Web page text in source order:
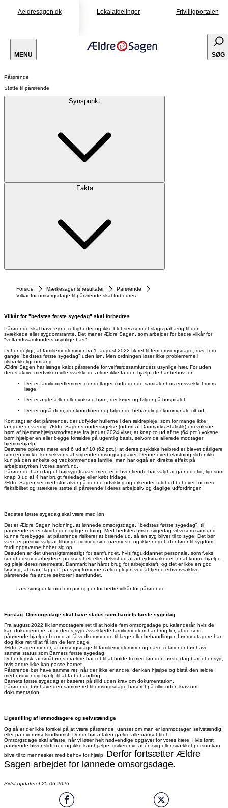
Aeldresagen.dk Lokalafdelinger Frivilligportalen
MENU SØG
Pårørende
Støtte til pårørende
Synspunkt
Fakta
Forside Mærkesager & resultater
Pårørende
Vilkår for omsorgsdage til pårørende skal forbedres
Vilkår for "bedstes første sygedag" skal forbedres
Pårørende skal have egne rettigheder og ikke blot ses som et slags påhæng til den
svækkede eller sygdomsramte. Det mener Ældre Sagen, som arbejder for bedre vilkår for
"velfærdssamfundets usynlige hær".
Det er dejligt, at familiemedlemmer fra 1. august 2022 fik ret til fem omsorgsdage, dvs. fem
gange "bedstes første sygedag" uden løn. Men ordningen løser ikke problemerne i
tilstrækkeligt omfang.
Ældre Sagen har længe kaldt pårørende for velfærdssamfundets usynlige hær. For uden
deres aktive medvirken ville svækkede ældre ikke få den hjælp, de har behov for.
Det er familiemedlemmer, der deltager i udredende samtaler hos en svækket mors
læge.
Det er ægtefæller eller voksne børn, der kører og følger på hospitalet.
Det er også dem, der koordinerer opfølgende behandling i kommunale tilbud.
Kort sagt er det pårørende, der udfylder hullerne i den ældrepleje, som for mange ikke
længere er værdig. Ældre Sagens undersøgelse (udført af Danmarks Statistik) om voksne
børn af hjemmehjælpsmodtagere fra januar 2024 viser, at knap to ud af tre (64 pct.) voksne
børn hjælper en eller begge forældre på ugentlig basis, selvom de allerede modtager
hjemmehjælp.
Desværre oplever mere end 6 ud af 10 (62 pct.), at deres psykiske helbred er blevet dårligere
som en direkte konsekvens af stigende omsorgsopgaver. Denne overbelastning slider ikke
kun på den enkelte og vedkommendes familie, men har også en direkte effekt på
arbejdsstyrken i vores samfund.
Pårørende har i dag et højtsygefravær, mere end hver tiende har valgt at gå ned i tid, ligesom
knap 3 ud af 4 har brugt feriedage eller købt fridage.
Ældre Sagen ser med stor alvor på denne udvikling og erkender fuldt ud behovet for mere
fleksibilitet og stærkere støtte til pårørende i deres arbejdsliv og daglige udfordringer.
Bedstes første sygedag skal være med løn
Det er Ældre Sagen holdning, at lønnede omsorgsdage, "bedstes første sygedag", til
pårørende er et skridt i den rigtige retning. Med bedstes første sygedag vil vi som samfund
kunne forebygge, at pårørende risikerer at brænde ud, så én syg bliver til to syge. Det bør
være et positivt valg at tilbringe tid med sine nærmeste og ikke noget, der fører til sygdom,
fordi opgaverne hober sig op.
Desuden er det uhensigtsmæssigt for samfundet, hvis faguddannet personale, som f.eks.
sundhedsmedarbejdere, presses helt eller delvist ud af arbejdsmarkedet for at kunne hjælpe
og pleje deres nærmeste. Danmark har hårdt brug for arbejdskraft, og det er ikke en god
løsning, at man "lapper" på symptomerne i ældreplejen ved at fjerne erhvervsaktive
pårørende fra andre sektorer i samfundet.
Læs synspunkt om fem principper for bedre vilkår for pårørende
Forslag: Omsorgsdage skal have status som barnets første sygedag
Fra august 2022 fik lønmodtagere ret til at holde fem omsorgsdage pr. kalenderår, hvis de
kan dokumentere, at fx deres syge/svækkede familiemedlem har brug for, at de som
pårørende hjælper fx med at få vedkommende til læge eller behandlinger. Lønmodtagere har
dog ikke ret til at få løn de fem dage.
Ældre Sagen mener, at omsorgsdage til familiemedlemmer og nære relationer bør have
samme status som Barnets første sygedag.
Det er logisk, at småbørnsforældre har ret til at holde fri med løn den første dag barnet er syg,
hvis andre ikke kan passe barnet.
Pårørende bør have samme ret, når der ikke er andre, der kan hjælpe og bistå den ældre
med nødvendig hjælp til at få behandling.
Barnets første sygedag er baseret på tillid uden krav om dokumentation.
Pårørende bør have den samme ret til omsorgsdage baseret på tillid uden krav om
dokumentation.
Ligestilling af lønmodtagere og selvstændige
Og så er der ikke forskel på at være pårørende, uanset om man er lønmodtager, selvstændig
eller på overførselsindkomst. Derfor bør aftalen gælde alle uanset titel.
Omsorgsdage skal aflaste, når vi løser helt nødvendige opgaver for vores kære. Hvis først
pårørende bliver slidt ned og ikke kan hjælpe, risikerer vi, at én syg eller svækket person kan
blive til to mennesker med behov for hjælp. Derfor fortsætter Ældre
Sagen arbejdet for lønnede omsorgsdage.
Sidst opdateret 25.06.2026